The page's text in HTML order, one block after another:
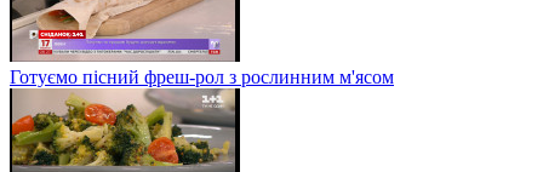
Готуємо пісний фреш-рол з рослинним м'ясом